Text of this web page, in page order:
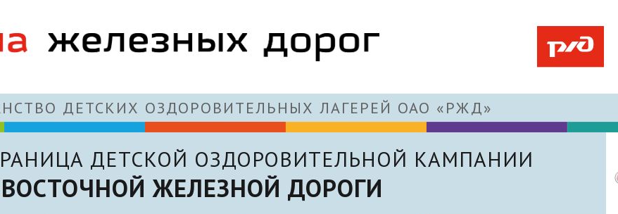
ДЕТСКИХ ОЗДОРОВИТЕЛЬНЫХ ЛАГЕРЕЙ ОАО «РЖД»
ДЕТСКОЙ ОЗДОРОВИТЕЛЬНОЙ КАМПАНИИ
ЖЕЛЕЗНОЙ ДОРОГИ